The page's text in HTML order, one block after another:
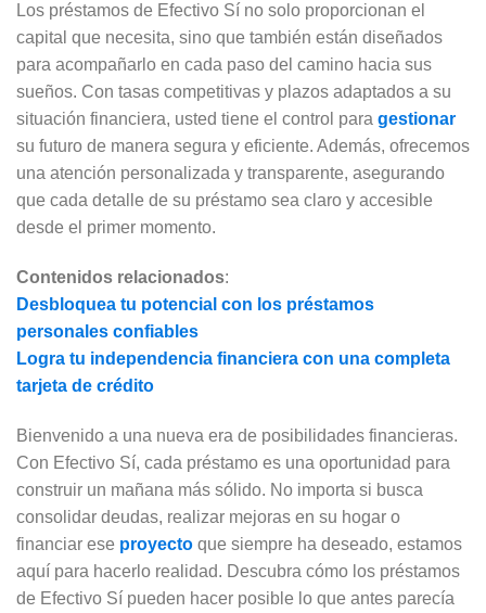
Los préstamos de Efectivo Sí no solo proporcionan el
capital que necesita, sino que también están diseñados
para acompañarlo en cada paso del camino hacia sus
sueños. Con tasas competitivas y plazos adaptados a su
situación financiera, usted tiene el control para gestionar
su futuro de manera segura y eficiente. Además, ofrecemos
una atención personalizada y transparente, asegurando
que cada detalle de su préstamo sea claro y accesible
desde el primer momento.
Contenidos relacionados:
Desbloquea tu potencial con los préstamos
personales confiables
Logra tu independencia financiera con una completa
tarjeta de crédito
Bienvenido a una nueva era de posibilidades financieras.
Con Efectivo Sí, cada préstamo es una oportunidad para
construir un mañana más sólido. No importa si busca
consolidar deudas, realizar mejoras en su hogar o
financiar ese proyecto que siempre ha deseado, estamos
aquí para hacerlo realidad. Descubra cómo los préstamos
de Efectivo Sí pueden hacer posible lo que antes parecía